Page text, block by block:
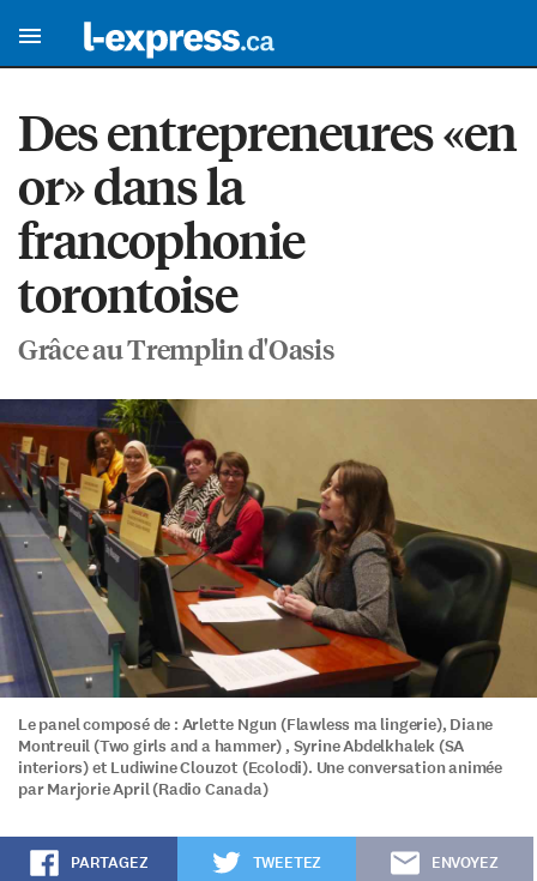
Des entrepreneures «en
or» dans la
francophonie
torontoise
Grâce au Tremplin d'Oasis
Le panel composé de : Arlette Ngun (Flawless ma lingerie), Diane
Montreuil (Two girls and a hammer) , Syrine Abdelkhalek (SA
interiors) et Ludiwine Clouzot (Ecolodi). Une conversation animée
par Marjorie April (Radio Canada)
PARTAGEZ TWEETEZ ENVOYEZ